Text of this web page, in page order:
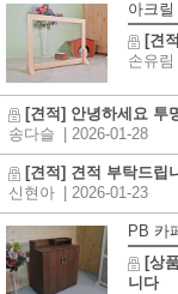
아크
[견
손유림
[견적] 안녕하세요 투
송다슬
| 2026-01-28
[견적] 견적 부탁드립
신현아
| 2026-01-23
PB 카
[상
니다